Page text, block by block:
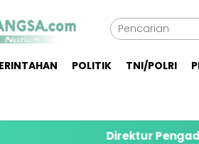
POLITIK TNI/POLRI
Direktur Pengadaan Bulog RI